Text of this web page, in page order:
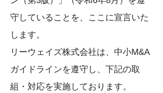
守していることを、ここに宣言いた
します。
リーウェイズ株式会社は、中小M&A
ガイドラインを遵守し、下記の取
組・対応を実施しております。